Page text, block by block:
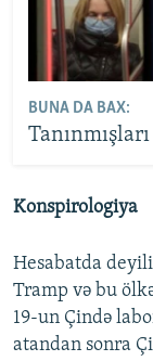
BUNA DA BAX:
Konspirologiya
Hesabatda
Tramp və bu
19-un Çində
atandan sonra